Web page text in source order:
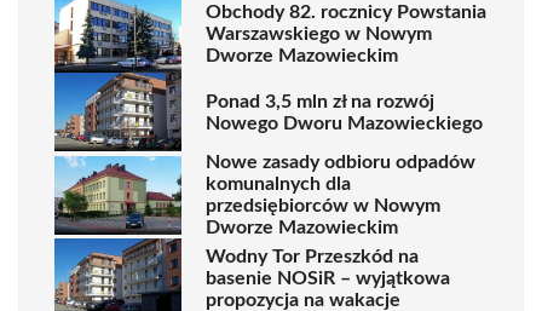
Obchody 82. rocznicy Powstania
Warszawskiego w Nowym
Dworze Mazowieckim
Ponad 3,5 mln zł na rozwój
Nowego Dworu Mazowieckiego
Nowe zasady odbioru odpadów
komunalnych dla
przedsiębiorców w Nowym
Dworze Mazowieckim
Wodny Tor Przeszkód na
basenie NOSiR – wyjątkowa
propozycja na wakacje